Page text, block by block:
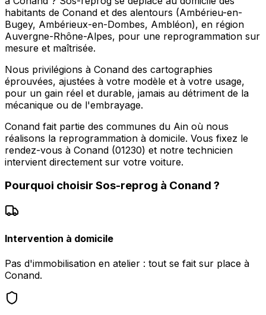
habitants de Conand et des alentours (Ambérieu-en-
Bugey, Ambérieux-en-Dombes, Ambléon), en région
Auvergne-Rhône-Alpes, pour une reprogrammation sur
mesure et maîtrisée.
Nous privilégions à Conand des cartographies
éprouvées, ajustées à votre modèle et à votre usage,
pour un gain réel et durable, jamais au détriment de la
mécanique ou de l'embrayage.
Conand fait partie des communes du Ain où nous
réalisons la reprogrammation à domicile. Vous fixez le
rendez-vous à Conand (01230) et notre technicien
intervient directement sur votre voiture.
Pourquoi choisir Sos-reprog à Conand ?
Intervention à domicile
Pas d'immobilisation en atelier : tout se fait sur place à
Conand.